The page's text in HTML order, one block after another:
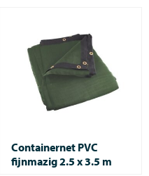
Containernet PVC
fijnmazig 2.5 x 3.5 m